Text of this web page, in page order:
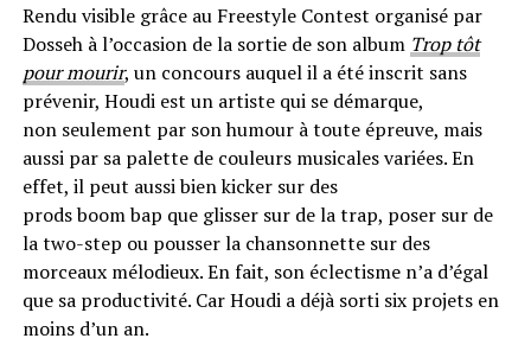
Rendu visible grâce au Freestyle Contest organisé par
Dosseh à l’occasion de la sortie de son album Trop tôt
pour mourir, un concours auquel il a été inscrit sans
prévenir, Houdi est un artiste qui se démarque,
nonseulement par son humour à toute épreuve, mais
aussi par sa palette de couleurs musicales variées.En
effet, il peut aussi bien kicker sur des
prodsboombap que glisser sur de la trap, poser sur de
la two-step ou pousser la chansonnette sur des
morceaux mélodieux.En fait, son éclectisme n’a d’égal
que sa productivité.CarHoudia déjà sorti six projets en
moins d’un an.